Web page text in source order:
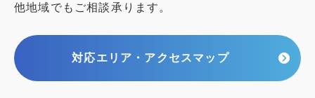
他地域でもご相談承ります。
対応エリア・アクセスマップ